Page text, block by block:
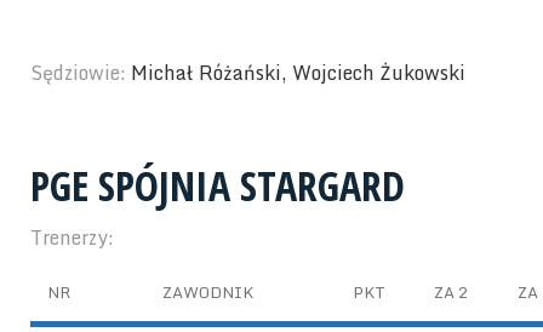
Sędziowie: Michał Różański, Wojciech Żukowski
PGE SPÓJNIA STARGARD
Trenerzy:
NR ZAWODNIK PKT ZA 2 ZA